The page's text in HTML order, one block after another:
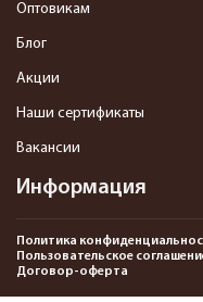
Информация
Оптовикам
Блог
Акции
Наши сертификаты
Вакансии
Политика
Пользовательское
Договор-оферта